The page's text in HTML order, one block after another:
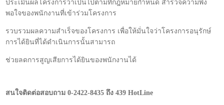
ประเมินผลโครงการว่าเป็นไปตามที่กฎหมายกำหนด สำรวจความพึง
พอใจของพนักงานที่เข้าร่วมโครงการ
รวบรวมผลความสำเร็จของโครงการ เพื่อให้มั่นใจว่าโครงการอนุรักษ์
การได้ยินที่ได้ดำเนินการนั้นสามารถ
ช่วยลดการสูญเสียการได้ยินของพนักงานได้
สนใจติดต่อสอบถาม 0-2422-8435 ถึง 439 HotLine